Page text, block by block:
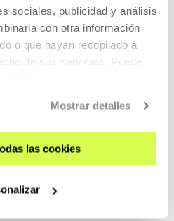
sociales, publicidad y análisis
con otra información
o que hayan recopilado a
de sus servicios. Puede
Mostrar detalles
las cookies
Berriak 2027
de residencias para